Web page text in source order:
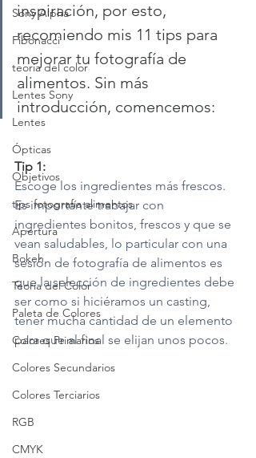
Sony Alpha
Fibonacci
teoria del color
Lentes Sony
Lentes
Ópticas
Objetivos
tips fotografía alimentos
Apertura
Bokeh
Teoría del Color
Paleta de Colores
Colores Primarios
Colores Secundarios
Colores Terciarios
RGB
CMYK
inspiración, por esto,
recomiendo mis 11 tips para
mejorar tu fotografía de
alimentos. Sin más
introducción, comencemos:
Tip 1:
Escoge los ingredientes más frescos.
Es importante trabajar con
ingredientes bonitos, frescos y que se
vean saludables, lo particular con una
sesión de fotografía de alimentos es
que la selección de ingredientes debe
ser como si hiciéramos un casting,
tener mucha cantidad de un elemento
para que al final se elijan unos pocos.